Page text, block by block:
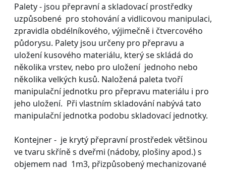
Palety - jsou přepravní a skladovací prostředky
uzpůsobené pro stohování a vidlicovou manipulaci,
zpravidla obdélníkového, výjimečně i čtvercového
půdorysu. Palety jsou určeny pro přepravu a
uložení kusového materiálu, který se skládá do
několika vrstev, nebo pro uložení jednoho nebo
několika velkých kusů. Naložená paleta tvoří
manipulační jednotku pro přepravu materiálu i pro
jeho uložení. Při vlastním skladování nabývá tato
manipulační jednotka podobu skladovací jednotky.
Kontejner - je krytý přepravní prostředek většinou
ve tvaru skříně s dveřmi (nádoby, plošiny apod.) s
objemem nad 1m3, přizpůsobený mechanizované